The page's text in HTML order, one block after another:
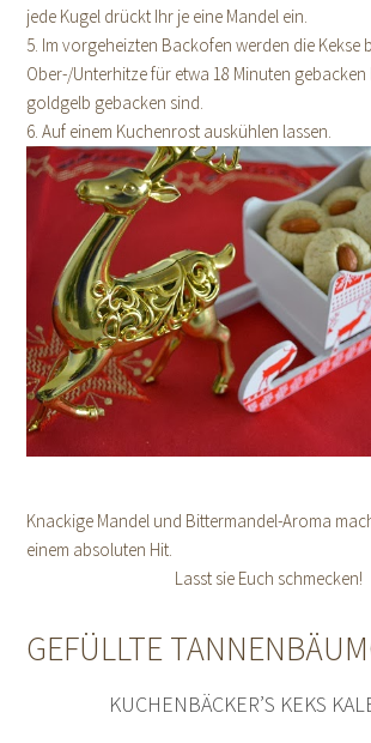
jede Kugel drückt Ihr je eine Mandel ein.
5. Im vorgeheizten Backofen werden die Kekse
Ober-/Unterhitze für etwa 18 Minuten gebacken
goldgelb gebacken sind.
6. Auf einem Kuchenrost auskühlen lassen.
Knackige Mandel und Bittermandel-Aroma
einem absoluten Hit.
Lasst sie Euch schmecken!
GEFÜLLTE
KUCHENBÄCKER’S KEKS